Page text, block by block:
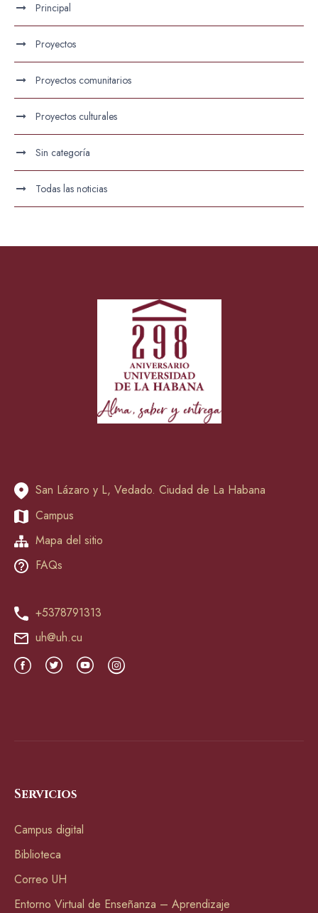
Principal
Proyectos
Proyectos comunitarios
Proyectos culturales
Sin categoría
Todas las noticias
San Lázaro y L, Vedado. Ciudad de La Habana
Campus
Mapa del sitio
FAQs
+5378791313
uh@uh.cu
Servicios
Campus digital
Biblioteca
Correo UH
Entorno Virtual de Enseñanza – Aprendizaje